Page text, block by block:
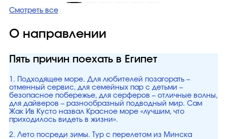
Смотреть все
О направлении
Пять причин поехать в Египет
1. Подходящее море. Для любителей позагорать –
отменный сервис, для семейных пар с детьми –
безопасное побережье, для серферов – отличные волны,
для дайверов – разнообразный подводный мир. Сам
Жак Ив Кусто назвал Красное море «лучшим, что
приходилось видеть в жизни».
2. Лето посреди зимы. Тур с перелетом из Минска